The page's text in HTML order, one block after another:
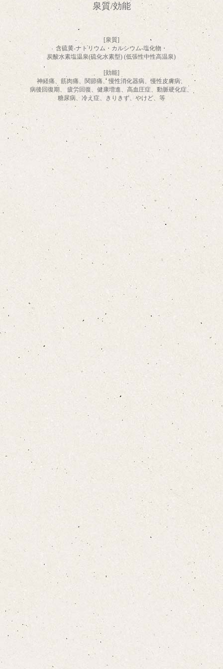
泉質/効能
[泉質]
含硫黄-ナトリウム・カルシウム-塩化物・
炭酸水素塩温泉(硫化水素型) (低張性中性高温泉)
[効能]
神経痛、筋肉痛、関節痛、慢性消化器病、慢性皮膚病、
病後回復期、 疲労回復、健康増進、高血圧症、動脈硬化症、
糖尿病、冷え症、きりきず、やけど、等